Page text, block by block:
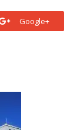
Google+